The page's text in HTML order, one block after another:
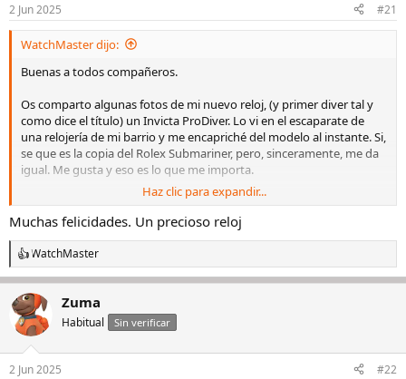
e
s
2 Jun 2025 #21
WatchMaster dijo:
Buenas a todos compañeros.
Os comparto algunas fotos de mi nuevo reloj, (y primer diver tal y
como dice el título) un Invicta ProDiver. Lo vi en el escaparate de
una relojería de mi barrio y me encapriché del modelo al instante. Si,
se que es la copia del Rolex Submariner, pero, sinceramente, me da
igual. Me gusta y eso es lo que me importa.
Ver el archivos adjunto 3286417
Haz clic para expandir...
Muchas felicidades. Un precioso reloj
R
e
c
c
i
e
WatchMaster
Zuma
Habitual Sin verificar
2 Jun 2025 #22